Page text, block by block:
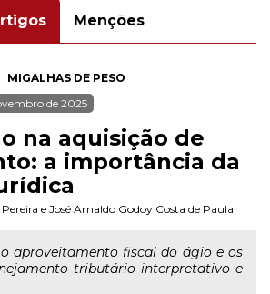
Menções
MIGALHAS DE PESO
de 2025
na aquisição de
a importância da
e José Arnaldo Godoy Costa de Paula
aproveitamento fiscal do ágio e os
tributário interpretativo e